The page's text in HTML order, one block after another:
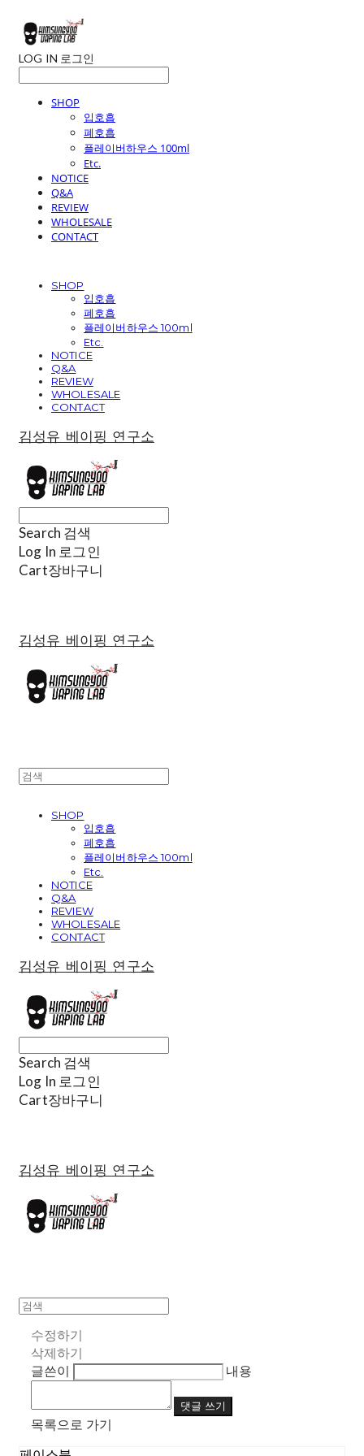
LOG IN 로그인
SHOP
입호흡
폐호흡
플레이버하우스 100ml
Etc.
NOTICE
Q&A
REVIEW
WHOLESALE
CONTACT
SHOP
입호흡
폐호흡
플레이버하우스 100ml
Etc.
NOTICE
Q&A
REVIEW
WHOLESALE
CONTACT
김성유 베이핑 연구소
Search 검색
Log In 로그인
Cart장바구니
김성유 베이핑 연구소
SHOP
입호흡
폐호흡
플레이버하우스 100ml
Etc.
NOTICE
Q&A
REVIEW
WHOLESALE
CONTACT
김성유 베이핑 연구소
Search 검색
Log In 로그인
Cart장바구니
김성유 베이핑 연구소
수정하기
삭제하기
글쓴이
내용
댓글 쓰기
목록으로 가기